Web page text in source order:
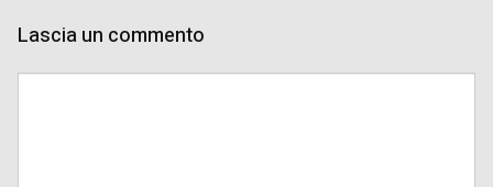
Lascia un commento